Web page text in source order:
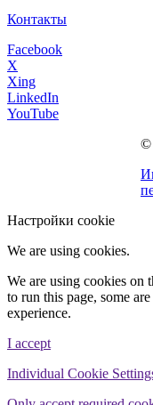
Контакты
Facebook
X
Xing
LinkedIn
YouTube
WINHELLER
©
Настройки cookie
We are using cookies.
We are using cookies on
to run this page, some
experience.
I accept
Individual Cookie